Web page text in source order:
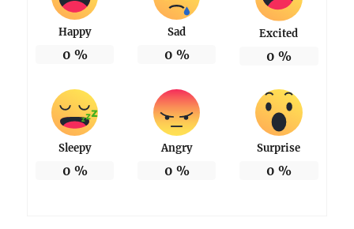
Happy
0 %
Sad
0 %
Excited
0 %
Sleepy
0 %
Angry
0 %
Surprise
0 %